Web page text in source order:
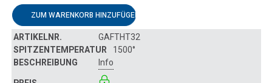
ZUM WARENKORB HINZUFÜGEN
GAFTHT32
1500°
Info